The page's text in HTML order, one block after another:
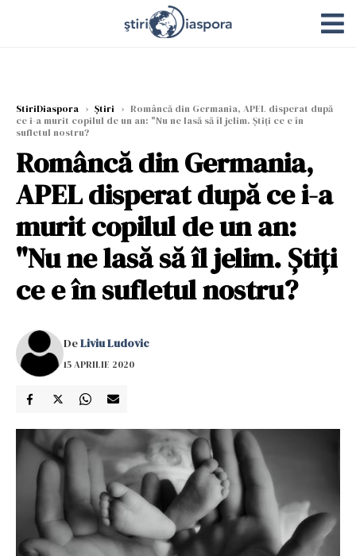
StiriDiaspora › Știri › Româncă din Germania, APEL disperat după
ce i-a murit copilul de un an: "Nu ne lasă să îl jelim. Știți ce e în
sufletul nostru?
Româncă din Germania,
APEL disperat după ce i-a
murit copilul de un an:
"Nu ne lasă să îl jelim. Știți
ce e în sufletul nostru?
DeLiviu Ludovic
15 APRILIE 2020